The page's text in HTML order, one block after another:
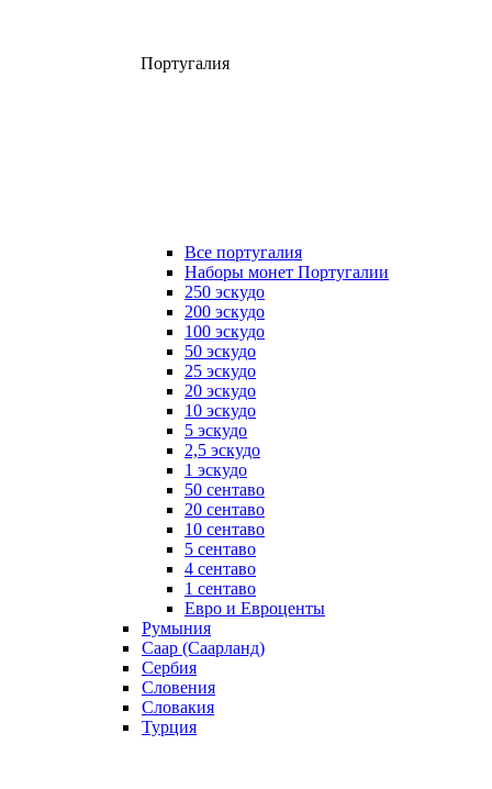
Португалия
Все португалия
Наборы монет Португалии
250 эскудо
200 эскудо
100 эскудо
50 эскудо
25 эскудо
20 эскудо
10 эскудо
5 эскудо
2,5 эскудо
1 эскудо
50 сентаво
20 сентаво
10 сентаво
5 сентаво
4 сентаво
1 сентаво
Евро и Евроценты
Румыния
Саар (Саарланд)
Сербия
Словения
Словакия
Турция